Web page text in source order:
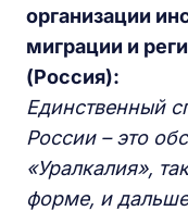
организации
миграции и
(Россия):
Единственный
России – это
«Уралкалия»,
форме, и